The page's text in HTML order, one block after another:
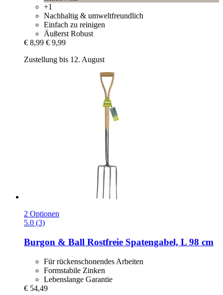
+1
Nachhaltig & umweltfreundlich
Einfach zu reinigen
Äußerst Robust
€ 8,99 € 9,99
Zustellung bis 12. August
2 Optionen
5.0 (3)
Burgon & Ball Rostfreie Spatengabel, L 98 cm
Für rückenschonendes Arbeiten
Formstabile Zinken
Lebenslange Garantie
€ 54,49